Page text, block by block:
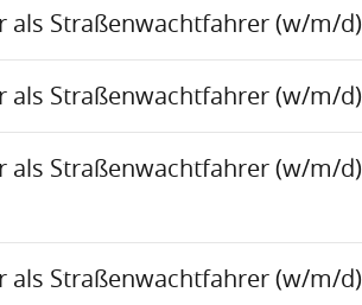
als Straßenwachtfahrer (w/m/d)
als Straßenwachtfahrer (w/m/d)
als Straßenwachtfahrer (w/m/d)
als Straßenwachtfahrer (w/m/d)